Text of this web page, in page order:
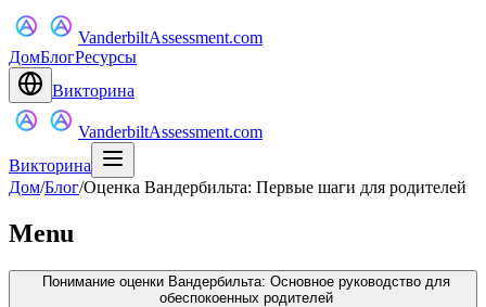
VanderbiltAssessment.com
ДомБлогРесурсы
Викторина
VanderbiltAssessment.com
Викторина
Дом/Блог/Оценка Вандербильта: Первые шаги для родителей
Menu
Понимание оценки Вандербильта: Основное руководство для
обеспокоенных родителей